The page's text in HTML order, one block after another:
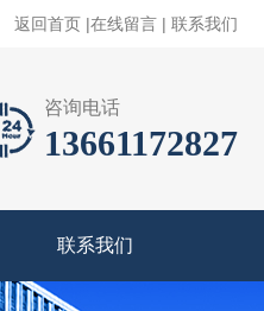
返回首页 |在线留言 | 联系我们
咨询电话
13661172827
联系我们